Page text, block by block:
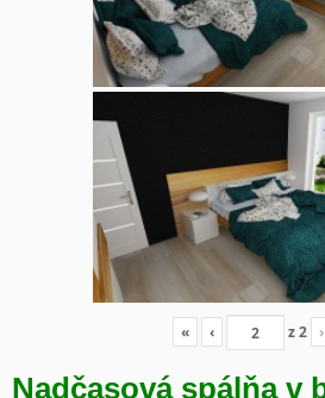
« ‹ z2 ›
Nadčasová spálňa v